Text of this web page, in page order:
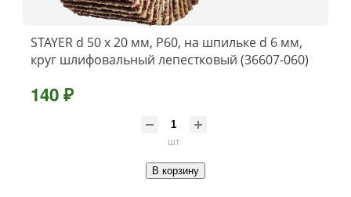
STAYER d 50 x 20 мм, P60, на шпильке d 6 мм,
круг шлифовальный лепестковый (36607-060)
140 ₽
шт
В корзину